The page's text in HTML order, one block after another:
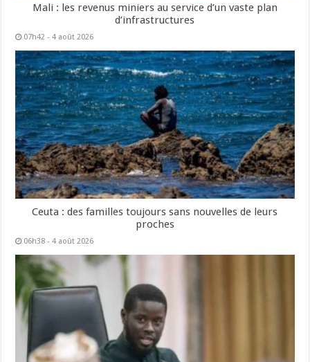
Mali : les revenus miniers au service d’un vaste plan
d’infrastructures
07h42 - 4 août 2026
Ceuta : des familles toujours sans nouvelles de leurs
proches
06h38 - 4 août 2026